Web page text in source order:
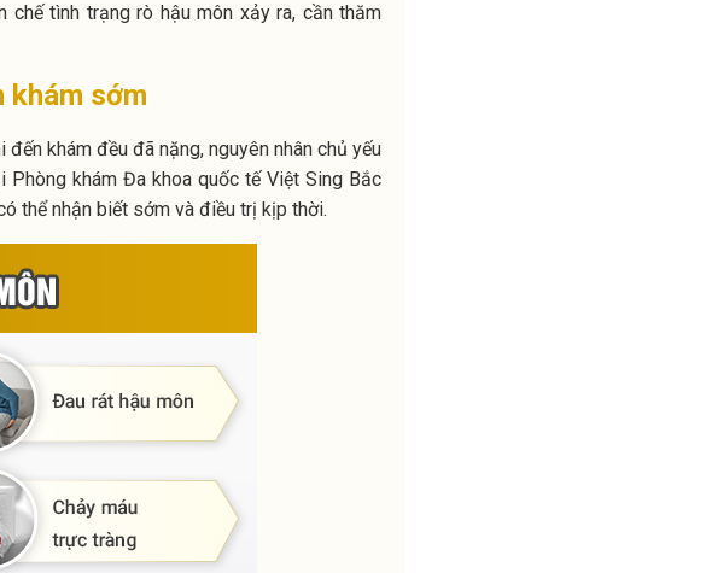
tình trạng rò hậu môn xảy ra, cần thăm
khám sớm
khám đều đã nặng, nguyên nhân chủ yếu
Phòng khám Đa khoa quốc tế Việt Sing Bắc
thể nhận biết sớm và điều trị kịp thời.